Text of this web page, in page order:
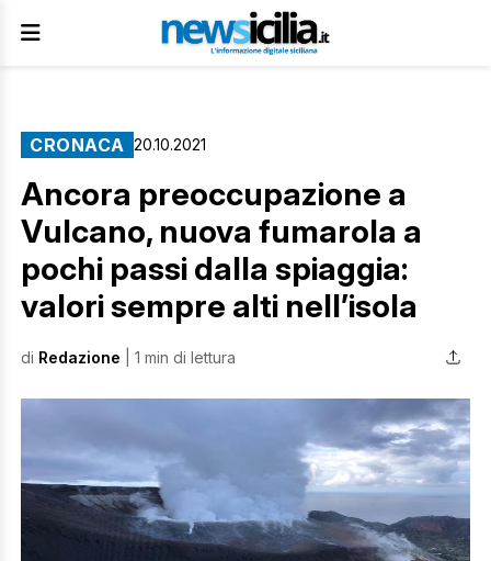
CRONACA 20.10.2021
Ancora preoccupazione a
Vulcano, nuova fumarola a
pochi passi dalla spiaggia:
valori sempre alti nell’isola
di Redazione | 1 min di lettura